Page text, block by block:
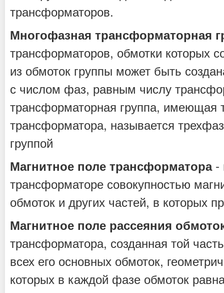
трансформаторов.
Многофазная трансформаторная
трансформаторов, обмотки которых
из обмоток группы может быть
с числом фаз, равным числу
трансформаторная группа, имеющая
трансформатора, называется
группой
Магнитное поле трансформатора-
трансформаторе совокупностью
обмоток и других частей, в которых
Магнитное поле рассеяния
трансформатора, созданная той
всех его основных обмоток,
которых в каждой фазе обмоток